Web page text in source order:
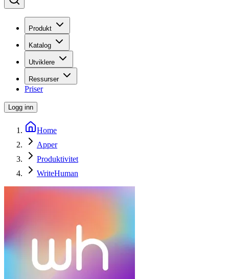
Produkt
Katalog
Utviklere
Ressurser
Priser
Logg inn
Home
Apper
Produktivitet
WriteHuman